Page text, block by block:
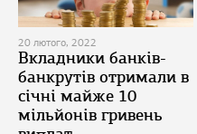
20 лютого, 2022
Вкладники банків-
банкрутів отримали в
січні майже 10
мільйонів гривень